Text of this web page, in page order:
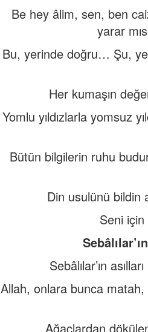
Be hey âlim, sen, ben
yarar
Bu, yerinde doğru… Şu,
Her kumaşın
Yomlu yıldızlarla yomsuz
Bütün bilgilerin ruhu
Din usulünü bildin
Seni
Sebâlılar’ın
Allah, onlara bunca
Ağaçlardan